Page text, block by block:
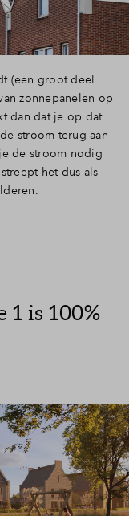
Inloggen
(een groot deel
zonnepanelen op
dan dat je op dat
stroom terug aan
de stroom nodig
het dus als
is 100%